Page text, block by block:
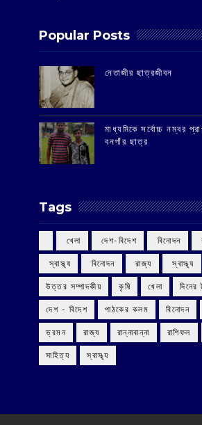
Popular Posts
‌নেতাজীর ছাত্রজীবন
মাধ্যমিকে সর্বোচ্চ নম্বর
বনগাঁর ছাত্র
Tags
‌ খেলা ‌ দেশ-বিদেশ ‌ বিনোদন
‌ স্বাস্থ্য ‌ বিনোদন ‌ রাজ্য ‌ স্বাস্থ্য
উত্তর সম্পাদকীয় কৃষি খেলা দিনের
দেশ - বিদেশ পাঠকের কলম বিনোদন
ভ্রমন রাজ্য রান্নাবান্না রাশিফল
সাহিত্য স্বাস্থ্য